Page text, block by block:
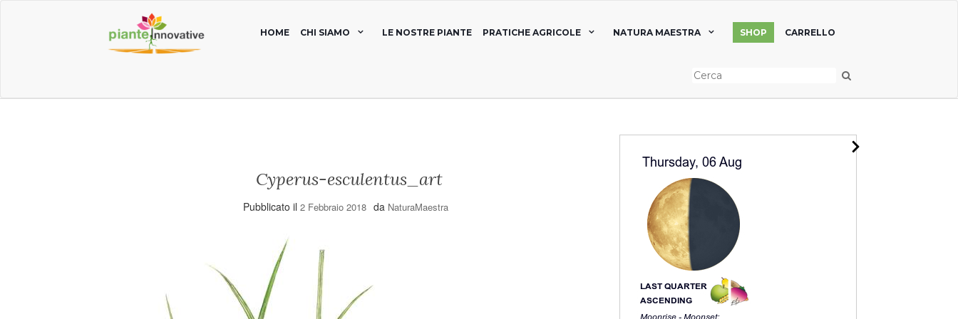
HOME CHI SIAMO LE NOSTRE PIANTE PRATICHE AGRICOLE NATURA MAESTRA SHOP CARRELLO
Cyperus-esculentus_art
Pubblicato il2 Febbraio 2018 da NaturaMaestra